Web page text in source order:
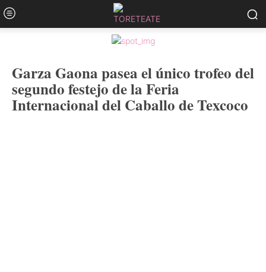
Garza Gaona pasea el único trofeo del
segundo festejo de la Feria
Internacional del Caballo de Texcoco